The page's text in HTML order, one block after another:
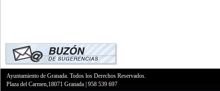
Ayuntamiento de Granada. Todos los Derechos Reservados.
Plaza del Carmen,18071 Granada |958 539 697